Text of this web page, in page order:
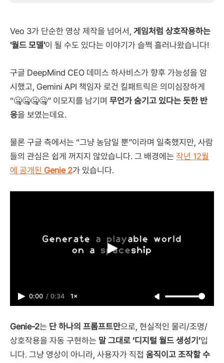
Veo 3가 단순한 영상 제작을 넘어서, 게임처럼 상호작용하는
'월드 모델'이 될 수도 있다는 이야기가 슬쩍 흘러나왔습니다!
구글 DeepMind CEO 데미스 하사비스가 향후 가능성을 암
시했고, Gemini API 책임자 로건 킬패트릭은 의미심장하게
“🤐🤐🤐🤐” 이모지를 남기며 무언가 숨기고 있다는 듯한 반
응을 보였는데요.
물론 구글 측에서는 “그냥 농담일 뿐”이라며 일축했지만, 사람
들의 관심은 쉽게 꺼지지 않았습니다. 그 배경에는 작년 12월
에 공개된 Genie 2가 있습니다.
0:00 / 0:34 1×
Genie-2는 단 하나의 프롬프트만으로, 현실적인 물리/조명/
상호작용을 자동 구현하는 말 그대로 ‘디지털 월드 생성기’입
니다. 그냥 영상이 아니라, 사용자가 직접 움직이고 조작할 수